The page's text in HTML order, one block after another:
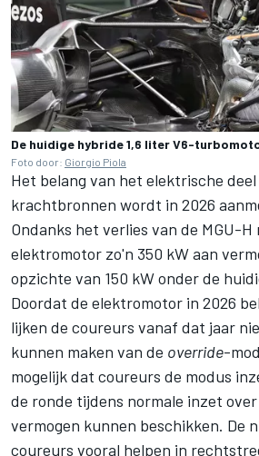
De huidige hybride 1,6 liter V6-
Foto door: Giorgio Piola
Het belang van het elektrische deel
krachtbronnen wordt in 2026
Ondanks het verlies van de MGU-H
elektromotor zo'n 350 kW aan
opzichte van 150 kW onder de
Doordat de elektromotor in 2026
lijken de coureurs vanaf dat jaar
kunnen maken van de override-
mogelijk dat coureurs de modus
de ronde tijdens normale inzet
vermogen kunnen beschikken. De
coureurs vooral helpen in